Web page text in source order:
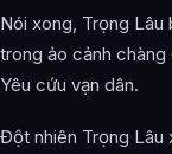
Nói xong, Trọng Lâu
trong ảo cảnh
Yêu cứu vạn dân.
Đột nhiên Trọng Lâu